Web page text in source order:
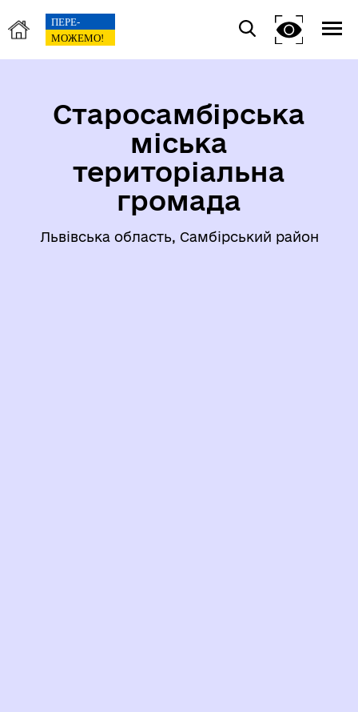
Старосамбірська
міська
територіальна
громада
Львівська область, Самбірський район